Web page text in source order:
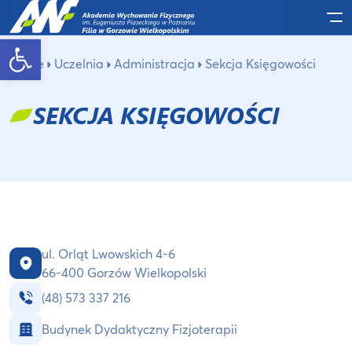
Otwórz pasek narzędzi
Home Uczelnia Administracja Sekcja Księgowości
SEKCJA KSIĘGOWOŚCI
ul. Orląt Lwowskich 4-6
66-400 Gorzów Wielkopolski
(48) 573 337 216
Budynek Dydaktyczny Fizjoterapii